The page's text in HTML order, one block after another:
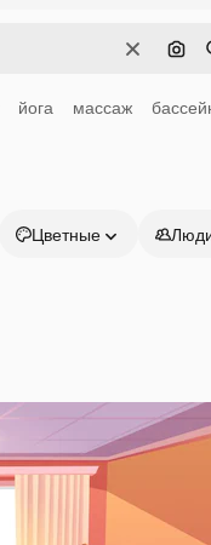
Очистить
йога массаж
Цветные